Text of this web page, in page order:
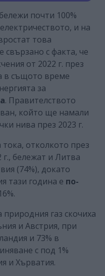
почти 100%
и на
това
свързано с факта, че
от 2022 г. през
в същото време
за
. Правителството
който ще намали
нива през 2023 г.
тока, отколкото през
бележат и Литва
(74%), докато
тази година е по-
природния газ скочиха
и Австрия, при
и 73% в
с под 1%
и Хърватия.